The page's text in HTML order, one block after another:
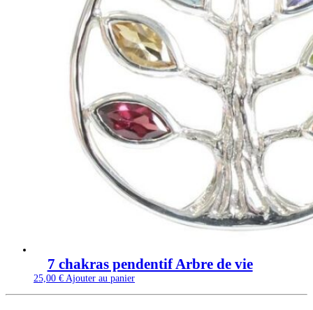
7 chakras pendentif Arbre de vie
25,00 € Ajouter au panier